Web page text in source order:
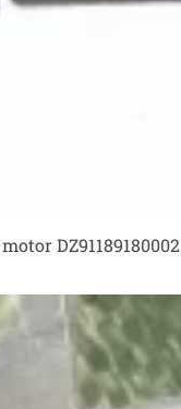
DZ91189180002